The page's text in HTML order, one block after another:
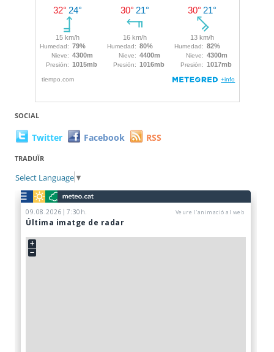
SOCIAL
Twitter Facebook RSS
TRADUÏR
Select Language ▼